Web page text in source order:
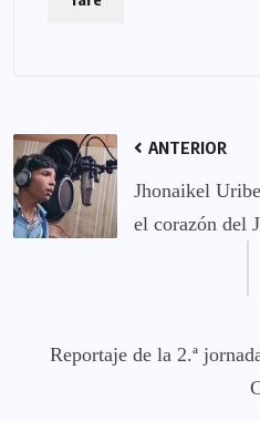
ANTERIOR
Jhonaikel
el corazón del
Reportaje de la 2.ª